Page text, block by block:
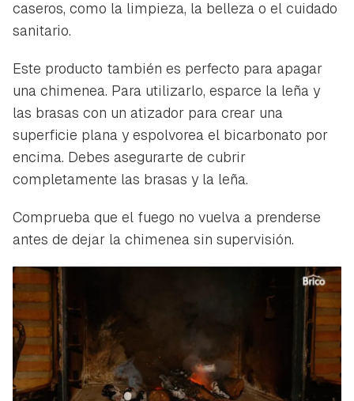
caseros, como la limpieza, la belleza o el cuidado
sanitario.
Este producto también es perfecto para apagar
una chimenea. Para utilizarlo, esparce la leña y
las brasas con un atizador para crear una
superficie plana y espolvorea el bicarbonato por
encima. Debes asegurarte de cubrir
completamente las brasas y la leña.
Comprueba que el fuego no vuelva a prenderse
antes de dejar la chimenea sin supervisión.